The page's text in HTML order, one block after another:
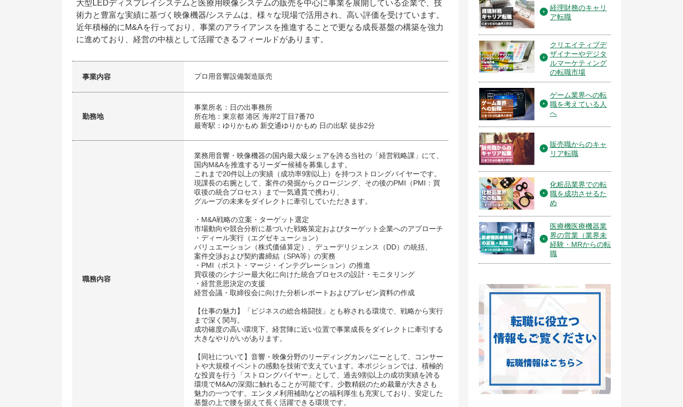
大型LEDディスプレイシステムと医療用映像システムの販売を中心に事業を展開している企業で、技
術力と豊富な実績に基づく映像機器/システムは、様々な現場で活用され、高い評価を受けています。
近年積極的にM&Aを行っており、事業のアライアンスを推進することで更なる成長基盤の構築を強力
に進めており、経営の中核として活躍できるフィールドがあります。
事業内容 プロ用音響設備製造販売
勤務地
事業所名：日の出事務所
所在地：東京都 港区 海岸2丁目7番70
最寄駅：ゆりかもめ 新交通ゆりかもめ 日の出駅 徒歩2分
職務内容
業務用音響・映像機器の国内最大級シェアを誇る当社の「経営戦略課」にて、
国内M&Aを推進するリーダー候補を募集します。
これまで20件以上の実績（成功率9割以上）を持つストロングバイヤーです。
現課長の右腕として、案件の発掘からクロージング、その後のPMI（PMI：買
収後の統合プロセス）まで一気通貫で携わり、
グループの未来をダイレクトに牽引していただきます。
・M&A戦略の立案・ターゲット選定
市場動向や競合分析に基づいた戦略策定およびターゲット企業へのアプローチ
・ディール実行（エグゼキューション）
バリュエーション（株式価値算定）、デューデリジェンス（DD）の統括、
案件交渉および契約書締結（SPA等）の実務
・PMI（ポスト・マージ・インテグレーション）の推進
買収後のシナジー最大化に向けた統合プロセスの設計・モニタリング
・経営意思決定の支援
経営会議・取締役会に向けた分析レポートおよびプレゼン資料の作成
【仕事の魅力】「ビジネスの総合格闘技」とも称される環境で、戦略から実行
まで深く関与。
成功確度の高い環境下、経営陣に近い位置で事業成長をダイレクトに牽引する
大きなやりがいがあります。
【同社について】音響・映像分野のリーディングカンパニーとして、コンサー
トや大規模イベントの感動を技術で支えています。本ポジションでは、積極的
な投資を行う「ストロングバイヤー」として、過去9割以上の成功実績を誇る
環境でM&Aの深淵に触れることが可能です。少数精鋭のため裁量が大きさも
魅力の一つです。エンタメ利用補助などの福利厚生も充実しており、安定した
基盤の上で腰を据えて長く活躍できる環境です。
経理財務のキャリ
ア転職
クリエイティブデ
ザイナーやデジタ
ルマーケティング
の転職市場
ゲーム業界への転
職を考えている人
へ
販売職からのキャ
リア転職
化粧品業界での転
職を成功させるた
め
医療機医療機器業
界の営業（業界未
経験・MRからの転
職